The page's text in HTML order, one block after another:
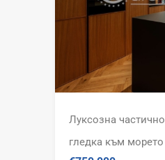
Луксозна
гледка към